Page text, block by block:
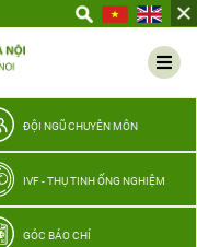
ĐỘI NGŨ CHUYÊN MÔN
IVF - THỤ TINH ỐNG NGHIỆM
GÓC BÁO CHÍ